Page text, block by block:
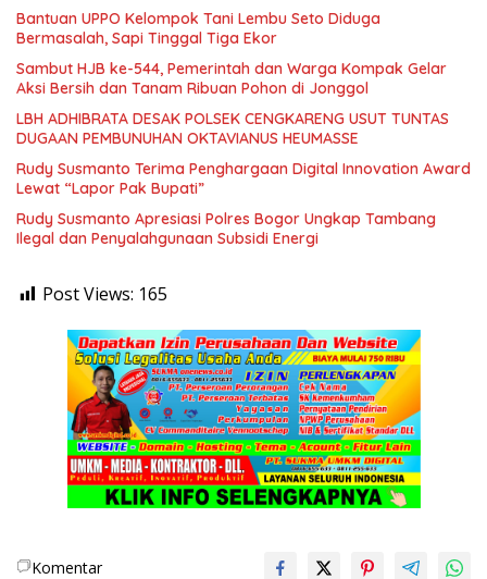
Bantuan UPPO Kelompok Tani Lembu Seto Diduga
Bermasalah, Sapi Tinggal Tiga Ekor
Sambut HJB ke-544, Pemerintah dan Warga Kompak Gelar
Aksi Bersih dan Tanam Ribuan Pohon di Jonggol
LBH ADHIBRATA DESAK POLSEK CENGKARENG USUT TUNTAS
DUGAAN PEMBUNUHAN OKTAVIANUS HEUMASSE
Rudy Susmanto Terima Penghargaan Digital Innovation Award
Lewat “Lapor Pak Bupati”
Rudy Susmanto Apresiasi Polres Bogor Ungkap Tambang
Ilegal dan Penyalahgunaan Subsidi Energi
Post Views: 165
Komentar